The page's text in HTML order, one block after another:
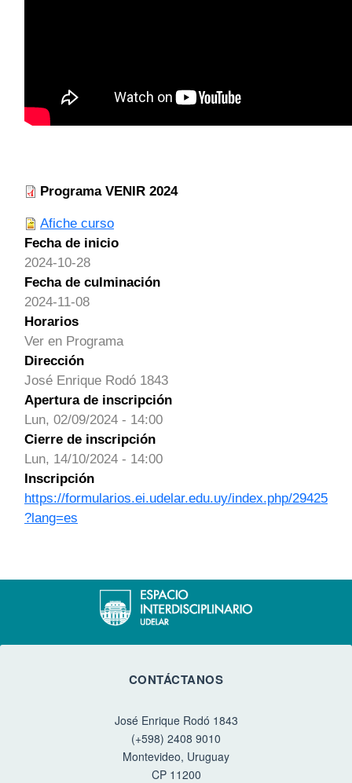
Programa VENIR 2024
Afiche curso
Fecha de inicio
2024-10-28
Fecha de culminación
2024-11-08
Horarios
Ver en Programa
Dirección
José Enrique Rodó 1843
Apertura de inscripción
Lun, 02/09/2024 - 14:00
Cierre de inscripción
Lun, 14/10/2024 - 14:00
Inscripción
https://formularios.ei.udelar.edu.uy/index.php/29425
?lang=es
CONTÁCTANOS
José Enrique Rodó 1843
(+598) 2408 9010
Montevideo, Uruguay
CP 11200